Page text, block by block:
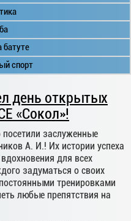
спорт
день открытых
«Сокол»!
заслуженные
А. И.! Их истории успеха
для всех
задуматься о своих
тренировками
любые препятствия на